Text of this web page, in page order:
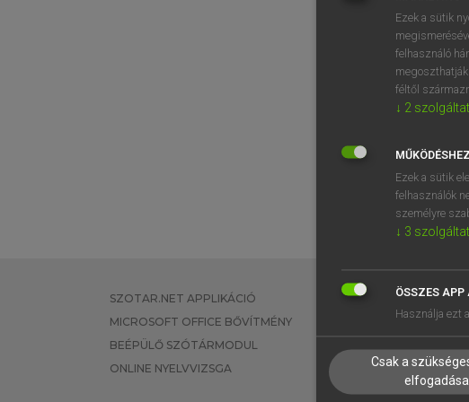
SZOTAR.NET APPLIKÁCIÓ
MICROSOFT OFFICE BŐVÍTMÉNY
BEÉPÜLŐ SZÓTÁRMODUL
ONLINE NYELVVIZSGA
EGYÉNI
TANULÓKNAK
VÁLLALATI
Ezek a sütik
felhasználó
féltől
↓ 2
Ezek a sütik
felhasználók
személyre
↓ 3
ÖSSZES
Használja ezt
Csak a
elfogadása